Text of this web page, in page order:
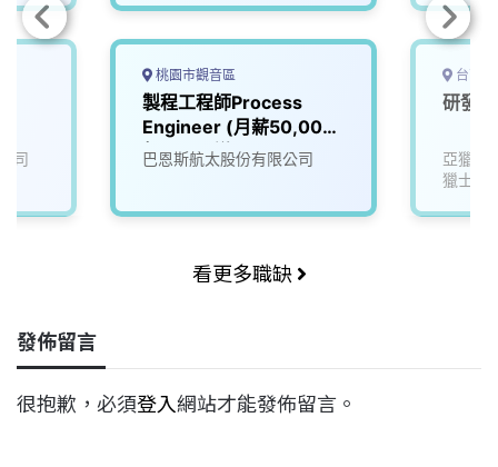
司
桃園市觀音區
製程工程師Process
Engineer (月薪50,000
起，可面議)
巴恩斯航太股份有限公司
台南
研發
亞獵士
獵士航
看更多職缺
發佈留言
很抱歉，必須登入網站才能發佈留言。